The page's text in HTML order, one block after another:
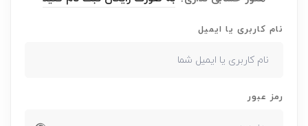
نام کاربری یا ایمیل
رمز عبور